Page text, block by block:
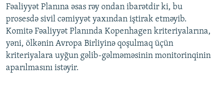
FOTOQALEREYA
İNFOQRAFIKA
KARIKATURA
OXU ZALI
AZƏRBAYCAN ƏDƏBIYYATI KITABXANASI
İSLAM VƏ DEMOKRATIYA
İZ - MƏDƏNIYYƏT PROQRAMI
HAQQIMIZDA
MISSIYAMIZ
PEŞƏ ETIKASI VƏ JURNALISTIKA STANDARTLARIMIZ
MATERIALLARIMIZDAN ISTIFADƏ
BIZI IZLƏ
Fəaliyyət Planına əsas rəy ondan ibarətdir ki, bu
prosesdə sivil cəmiyyət yaxından iştirak etməyib.
Komitə Fəaliyyət Planında Kopenhagen kriteriyalarına,
yəni, ölkənin Avropa Birliyinə qoşulmaq üçün
kriteriyalara uyğun gəlib-gəlməməsinin monitorinqinin
aparılmasını istəyir.